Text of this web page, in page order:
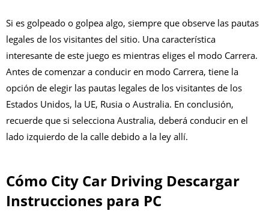
Si es golpeado o golpea algo, siempre que observe las pautas
legales de los visitantes del sitio. Una característica
interesante de este juego es mientras eliges el modo Carrera.
Antes de comenzar a conducir en modo Carrera, tiene la
opción de elegir las pautas legales de los visitantes de los
Estados Unidos, la UE, Rusia o Australia. En conclusión,
recuerde que si selecciona Australia, deberá conducir en el
lado izquierdo de la calle debido a la ley allí.
Cómo City Car Driving Descargar
Instrucciones para PC